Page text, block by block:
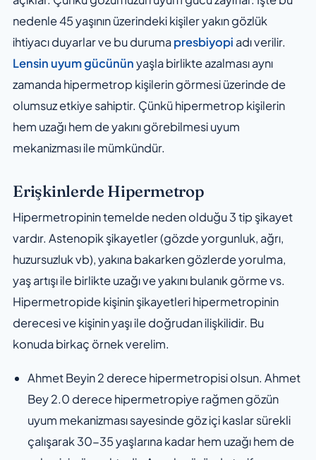
nedenle 45 yaşının üzerindeki kişiler yakın gözlük
ihtiyacı duyarlar ve bu durumapresbiyopi adı verilir.
Lensin uyum gücününyaşla birlikte azalması aynı
zamanda hipermetrop kişilerin görmesi üzerinde de
olumsuz etkiye sahiptir. Çünkü hipermetrop kişilerin
hem uzağı hem de yakını görebilmesi uyum
mekanizması ile mümkündür.
Erişkinlerde Hipermetrop
Hipermetropinin temelde neden olduğu 3 tip şikayet
vardır. Astenopik şikayetler (gözde yorgunluk, ağrı,
huzursuzluk vb), yakına bakarken gözlerde yorulma,
yaş artışı ile birlikte uzağı ve yakını bulanık görme vs.
Hipermetropide kişinin şikayetleri hipermetropinin
derecesi ve kişinin yaşı ile doğrudan ilişkilidir. Bu
konuda birkaç örnek verelim.
Ahmet Beyin 2 derece hipermetropisi olsun. Ahmet
Bey 2.0 derece hipermetropiye rağmen gözün
uyum mekanizması sayesinde göz içi kaslar sürekli
çalışarak 30-35 yaşlarına kadar hem uzağı hem de